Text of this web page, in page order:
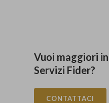
Vuoi maggiori
Servizi Fider?
CONTATTACI